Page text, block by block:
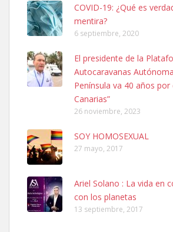
SHIBA PERDIDO AVDA JOSE MESA Y
PERRO MACHO RAZA SHIBA CON MICROCHIP
06/07/2025 ZONA MESA Y LOPEZ. ES MUY
Leales.org » Gran Canaria
6.7.2025
Ninfa perdida
El día 5 se los perdió una ninfa papillera,
calle, se perdió por la zon...
COVID-19: ¿Qué es
mentira?
6 septiembre, 2020
El presidente de la
Autocaravanas
Península va 40 años por
Canarias”
26 noviembre, 2023
SOY HOMOSEXUAL
27 mayo, 2017
Ariel Solano : La vida en
con los planetas
13 septiembre, 2017